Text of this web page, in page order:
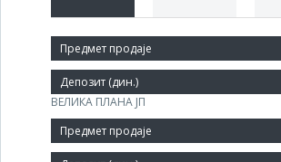
Краћи назив:
Сточарско ветеринарски центар за
ВЕЛИКА ПЛАНА ЈП
Правни статус: